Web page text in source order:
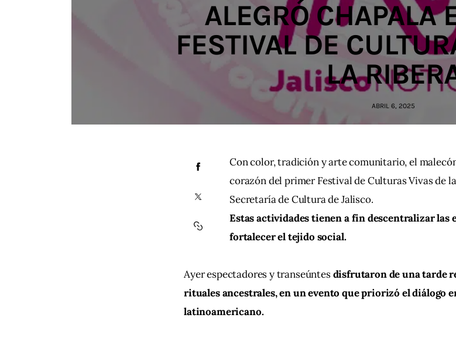
ALEGRÓ CHAPALA
FESTIVAL DE
LA
ABRIL 6, 2025
Con color, tradición y arte comunitario, el
corazón del primer Festival de Culturas Vivas de
Secretaría de Cultura de Jalisco.
Estas actividades tienen a fin descentralizar las
fortalecer el tejido social.
Ayer espectadores y transeúntes disfrutaron de una tarde
rituales ancestrales, en un evento que priorizó el diálogo
latinoamericano.